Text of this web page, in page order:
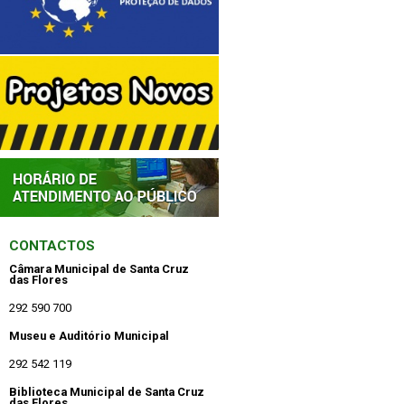
CONTACTOS
Câmara Municipal de Santa Cruz
das Flores
292 590 700
Museu e Auditório Municipal
292 542 119
Biblioteca Municipal de Santa Cruz